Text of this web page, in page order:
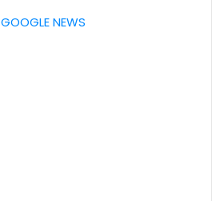
GOOGLE NEWS